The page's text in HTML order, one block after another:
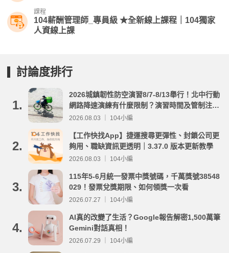
課程
104薪酬管理師_專員級 ★全新線上課程｜104獨家
人資線上課
討論度排行
1.
2026城鎮韌性防空演習8/7-8/13舉行！北中行動
網路降速演練有什麼限制？演習時間及管制注意
事項整理
2026.08.03 ｜ 104小編
2.
【工作快找App】捷運搜尋更彈性、封鎖公司更
夠用、職缺資訊更透明｜3.37.0 版本更新教學
2026.08.03 ｜ 104小編
3.
115年5-6月統一發票中獎號碼，千萬獎號38548
029！發票兌獎期限、如何領獎一次看
2026.07.27 ｜ 104小編
4.
AI真的改變了生活？Google報告解密1,500萬筆
Gemini對話真相！
2026.07.29 ｜ 104小編